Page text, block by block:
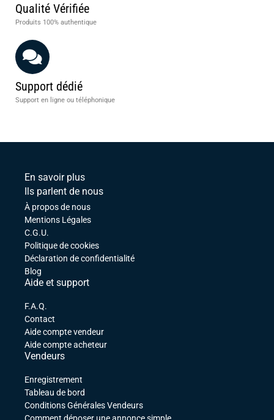
Qualité Vérifiée
Produits 100% authentique
Support dédié
Support en ligne ou téléphonique
En savoir plus
Ils parlent de nous
À propos de nous
Mentions Légales
C.G.U.
Politique de cookies
Déclaration de confidentialité
Blog
Aide et support
F.A.Q.
Contact
Aide compte vendeur
Aide compte acheteur
Vendeurs
Enregistrement
Tableau de bord
Conditions Générales Vendeurs